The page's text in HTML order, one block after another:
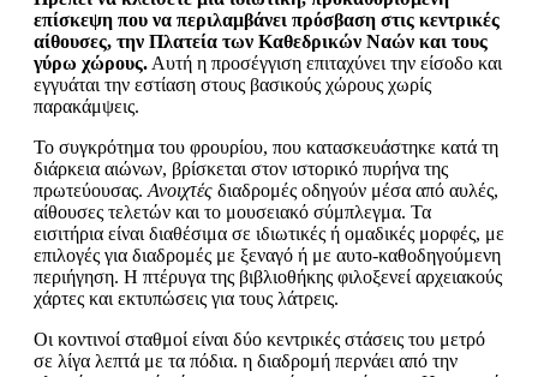
επίσκεψη που να περιλαμβάνει πρόσβαση στις κεντρικές
αίθουσες, την Πλατεία των Καθεδρικών Ναών και τους
γύρω χώρους. Αυτή η προσέγγιση επιταχύνει την είσοδο και
εγγυάται την εστίαση στους βασικούς χώρους χωρίς
παρακάμψεις.
Το συγκρότημα του φρουρίου, που κατασκευάστηκε κατά τη
διάρκεια αιώνων, βρίσκεται στον ιστορικό πυρήνα της
πρωτεύουσας. Ανοιχτές διαδρομές οδηγούν μέσα από αυλές,
αίθουσες τελετών και το μουσειακό σύμπλεγμα. Τα
εισιτήρια είναι διαθέσιμα σε ιδιωτικές ή ομαδικές μορφές, με
επιλογές για διαδρομές με ξεναγό ή με αυτο-καθοδηγούμενη
περιήγηση. Η πτέρυγα της βιβλιοθήκης φιλοξενεί αρχειακούς
χάρτες και εκτυπώσεις για τους λάτρεις.
Οι κοντινοί σταθμοί είναι δύο κεντρικές στάσεις του μετρό
σε λίγα λεπτά με τα πόδια. η διαδρομή περνάει από την